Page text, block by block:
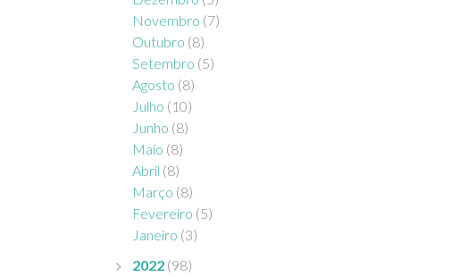
Novembro (7)
Outubro (8)
Setembro (5)
Agosto (8)
Julho (10)
Junho (8)
Maio (8)
Abril (8)
Março (8)
Fevereiro (5)
Janeiro (3)
2022 (98)